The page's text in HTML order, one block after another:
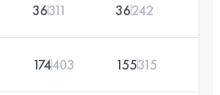
36311 36242
174403 155315